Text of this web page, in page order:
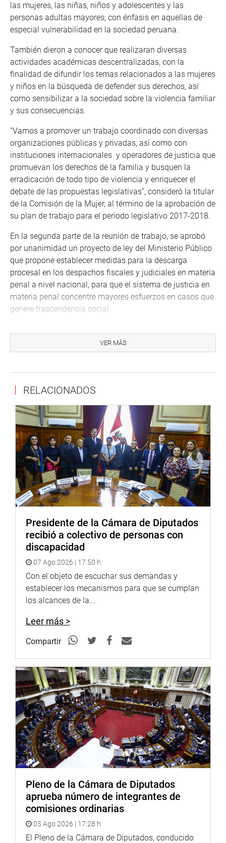
las mujeres, las niñas, niños y adolescentes y las
personas adultas mayores; con énfasis en aquellas de
especial vulnerabilidad en la sociedad peruana.
También dieron a conocer que realizaran diversas
actividades académicas descentralizadas, con la
finalidad de difundir los temas relacionados a las mujeres
y niños en la búsqueda de defender sus derechos, así
como sensibilizar a la sociedad sobre la violencia familiar
y sus consecuencias.
“Vamos a promover un trabajo coordinado con diversas
organizaciones públicas y privadas, así como con
instituciones internacionales y operadores de justicia que
promuevan los derechos de la familia y busquen la
erradicación de todo tipo de violencia y enriquecer el
debate de las propuestas legislativas”, consideró la titular
de la Comisión de la Mujer, al término de la aprobación de
su plan de trabajo para el periodo legislativo 2017-2018.
En la segunda parte de la reunión de trabajo, se aprobó
por unanimidad un proyecto de ley del Ministerio Público
que propone establecer medidas para la descarga
procesal en los despachos fiscales y judiciales en materia
penal a nivel nacional, para que el sistema de justicia en
materia penal concentre mayores esfuerzos en casos que
genere trascendencia social.
el sistema de justicia penal. La demora en la
administración de justicia en caso de delitos contra las
término de la reunión de trabajo.
También acordaron invitar para su próxima reunión a la
ministra de la Mujer, Ana María Choquehuanca de
Villanueva, a fin de que informe sobre las labores, planes
y objetivos de dicha cartera ministerial en relación a las
políticas implementadas en diversos sectores vinculados
a la familia y poblaciones vulnerables del país. (FAA).
Síguenos en nuestra página web y redes sociales.
http://www.congreso.gob.pe/
Facebook:https://www.facebook.com/congresoperu
http://www.youtube.com/congresoperu
VER MÁS
RELACIONADOS
Presidente de la Cámara de Diputados
recibió a colectivo de personas con
discapacidad
07 Ago 2026 | 17:50 h
Con el objeto de escuchar sus demandas y
establecer los mecanismos para que se cumplan
los alcances de la...
Leer más >
Compartir
Pleno de la Cámara de Diputados
aprueba número de integrantes de
comisiones ordinarias
05 Ago 2026 | 17:28 h
El Pleno de la Cámara de Diputados, conducido